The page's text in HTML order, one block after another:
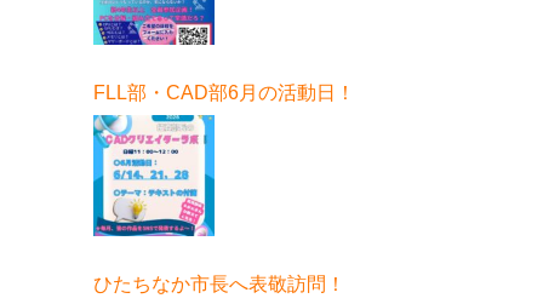
FLL部・CAD部6月の活動日！
ひたちなか市長へ表敬訪問！